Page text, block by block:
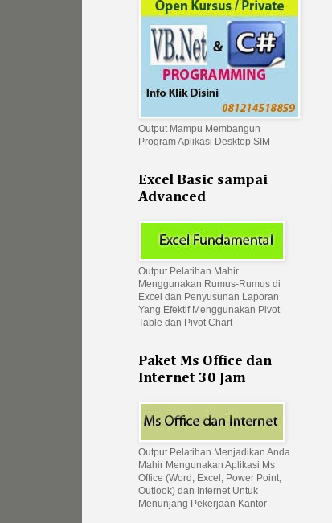
Output Mampu Membangun
Program Aplikasi Desktop SIM
Excel Basic sampai
Advanced
Output Pelatihan Mahir
Menggunakan Rumus-Rumus di
Excel dan Penyusunan Laporan
Yang Efektif Menggunakan Pivot
Table dan Pivot Chart
Paket Ms Office dan
Internet 30 Jam
Output Pelatihan Menjadikan Anda
Mahir Mengunakan Aplikasi Ms
Office (Word, Excel, Power Point,
Outlook) dan Internet Untuk
Menunjang Pekerjaan Kantor